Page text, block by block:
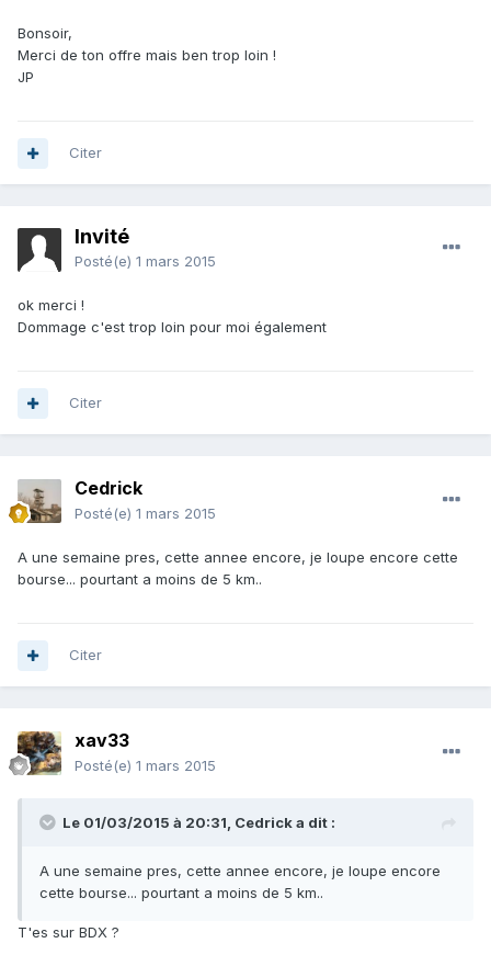
Bonsoir,
Merci de ton offre mais ben trop loin !
JP
Citer
Invité
Posté(e) 1 mars 2015
ok merci !
Dommage c'est trop loin pour moi également
Citer
Cedrick
Posté(e) 1 mars 2015
A une semaine pres, cette annee encore, je loupe encore cette
bourse... pourtant a moins de 5 km..
Citer
xav33
Posté(e) 1 mars 2015
Le 01/03/2015 à 20:31, Cedrick a dit :
A une semaine pres, cette annee encore, je loupe encore
cette bourse... pourtant a moins de 5 km..
T'es sur BDX ?